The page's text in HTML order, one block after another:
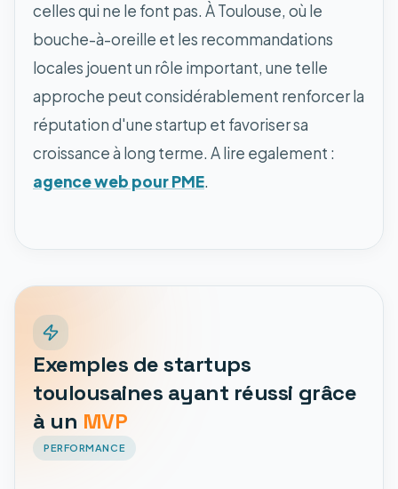
celles qui ne le font pas. À Toulouse, où le
bouche-à-oreille et les recommandations
locales jouent un rôle important, une telle
approche peut considérablement renforcer la
réputation d'une startup et favoriser sa
croissance à long terme. A lire egalement :
agence web pour PME.
Exemples de startups
toulousaines ayant réussi grâce
à un MVP
PERFORMANCE